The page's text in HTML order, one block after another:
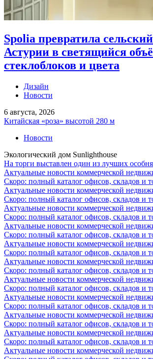
Spolia превратила
Астурии в светящийся
стеклоблоков и цвета
Дизайн
Новости
6 августа, 2026
Китайская «роза» высотой 280 м
Новости
Экологический дом Sunlighthouse
На торги выставлен один из лучших
Актуальные новости коммерческой
Скоро: полный каталог офисов, складов и
Актуальные новости коммерческой
Скоро: полный каталог офисов, складов и
Актуальные новости коммерческой
Скоро: полный каталог офисов, складов и
Актуальные новости коммерческой
Скоро: полный каталог офисов, складов и
Актуальные новости коммерческой
Скоро: полный каталог офисов, складов и
Актуальные новости коммерческой
Скоро: полный каталог офисов, складов и
Актуальные новости коммерческой
Скоро: полный каталог офисов, складов и
Актуальные новости коммерческой
Скоро: полный каталог офисов, складов и
Актуальные новости коммерческой
Скоро: полный каталог офисов, складов и
Актуальные новости коммерческой
Скоро: полный каталог офисов, складов и
Актуальные новости коммерческой